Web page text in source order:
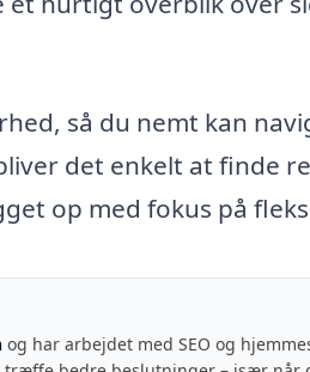
så du nemt kan
det enkelt at finde
op med fokus på
og har arbejdet med SEO og